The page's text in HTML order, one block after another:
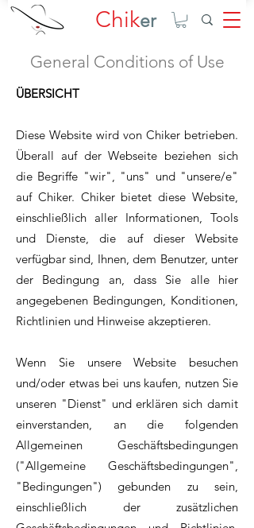
Chiker
General Conditions of Use
ÜBERSICHT
Diese Website wird von Chiker betrieben.
Überall auf der Webseite beziehen sich
die Begriffe "wir", "uns" und "unsere/e"
auf Chiker. Chiker bietet diese Website,
einschließlich aller Informationen, Tools
und Dienste, die auf dieser Website
verfügbar sind, Ihnen, dem Benutzer, unter
der Bedingung an, dass Sie alle hier
angegebenen Bedingungen, Konditionen,
Richtlinien und Hinweise akzeptieren.
Wenn Sie unsere Website besuchen
und/oder etwas bei uns kaufen, nutzen Sie
unseren "Dienst" und erklären sich damit
einverstanden, an die folgenden
Allgemeinen Geschäftsbedingungen
("Allgemeine Geschäftsbedingungen",
"Bedingungen") gebunden zu sein,
einschließlich der zusätzlichen